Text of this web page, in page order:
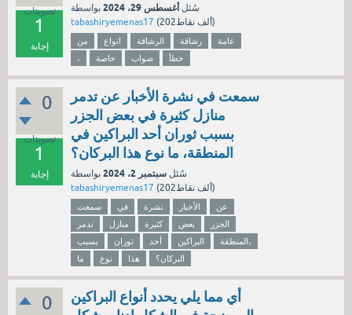
تصويتات
1
إجابة
سُئل أغسطس 29، 2024
بواسطة
tabashiryemenas17 ( 202ألفنقاط)
من انواع الرشاقة رشاقة
عامة
،
خاصة صواب خطأ
0
تصويتات
1
إجابة
سمعت في نشرة الأخبار عن تدمر
منازل كثيرة في بعض الجزر
بسبب ثوران أحد البراكين في
المنطقة، ما نوع هذا البركان؟
سُئل سبتمبر 2، 2024
بواسطة
tabashiryemenas17 ( 202ألفنقاط)
سمعت في نشرة الأخبار
عن
تدمر
منازل كثيرة بعض
الجزر
بسبب
ثوران أحد البراكين
المنطقة،
ما
نوع هذا البركان؟
0
أي مما يلي يحدد أنواع البراكين